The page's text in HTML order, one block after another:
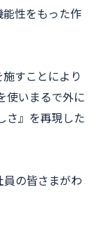
性をもった作
すことにより
使いまるで外に
さ』を再現した
の皆さまがわ